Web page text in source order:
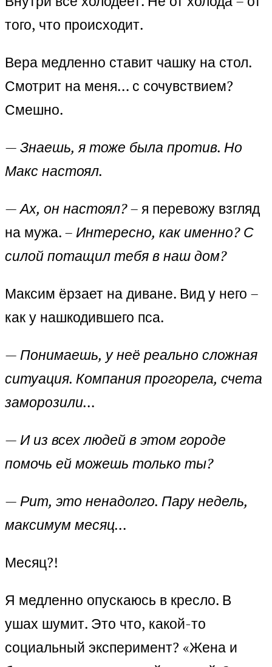
того, что происходит.
Вера медленно ставит чашку на стол.
Смотрит на меня… с сочувствием?
Смешно.
—Знаешь, я тоже была против. Но
Макс настоял.
—Ах, он настоял?– я перевожу взгляд
на мужа. –Интересно, как именно? С
силой потащил тебя в наш дом?
Максим ёрзает на диване. Вид у него –
как у нашкодившего пса.
—Понимаешь, у неё реально сложная
ситуация. Компания прогорела, счета
заморозили…
—И из всех людей в этом городе
помочь ей можешь только ты?
—Рит, это ненадолго. Пару недель,
максимум месяц…
Месяц?!
Я медленно опускаюсь в кресло. В
ушах шумит. Это что, какой-то
социальный эксперимент? «Жена и